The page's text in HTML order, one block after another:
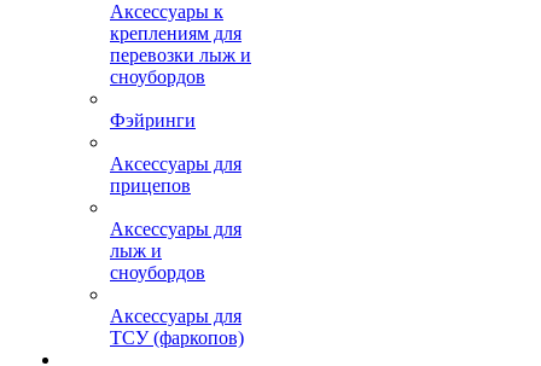
Аксессуары к
креплениям для
перевозки лыж и
сноубордов
Фэйринги
Аксессуары для
прицепов
Аксессуары для
лыж и
сноубордов
Аксессуары для
ТСУ (фаркопов)